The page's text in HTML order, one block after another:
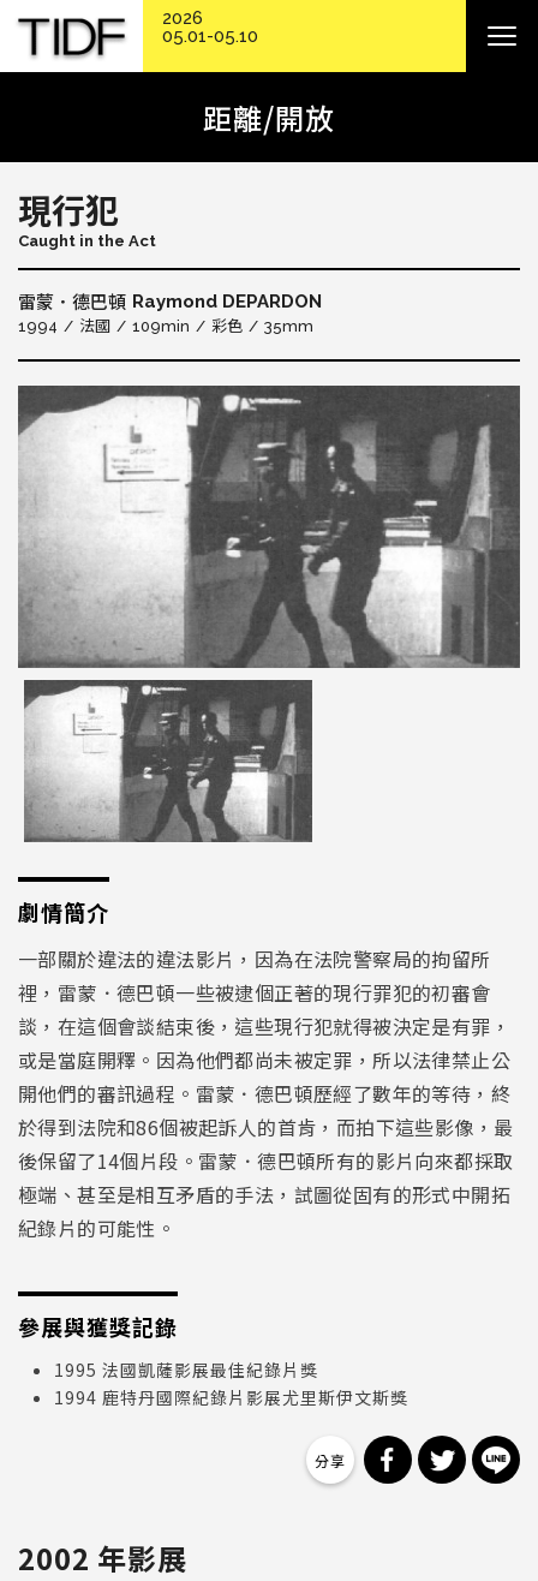
距離/開放
現行犯
Caught in the Act
雷蒙．德巴頓 Raymond DEPARDON
1994 法國 109min 彩色 35mm
劇情簡介
一部關於違法的違法影片，因為在法院警察局的拘留所
裡，雷蒙．德巴頓一些被逮個正著的現行罪犯的初審會
談，在這個會談結束後，這些現行犯就得被決定是有罪，
或是當庭開釋。因為他們都尚未被定罪，所以法律禁止公
開他們的審訊過程。雷蒙．德巴頓歷經了數年的等待，終
於得到法院和86個被起訴人的首肯，而拍下這些影像，最
後保留了14個片段。雷蒙．德巴頓所有的影片向來都採取
極端、甚至是相互矛盾的手法，試圖從固有的形式中開拓
紀錄片的可能性。
參展與獲獎記錄
1995 法國凱薩影展最佳紀錄片獎
1994 鹿特丹國際紀錄片影展尤里斯伊文斯獎
分享到分享到
2002 年影展
2026
05.01-05.10